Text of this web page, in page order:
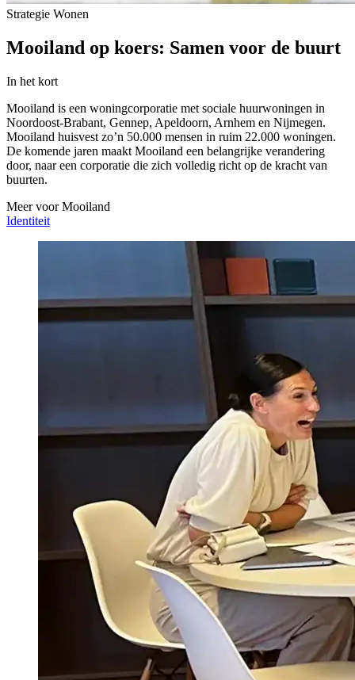
Strategie Wonen
Mooiland op koers: Samen voor de buurt
In het kort
Mooiland is een woningcorporatie met sociale huurwoningen in
Noordoost-Brabant, Gennep, Apeldoorn, Arnhem en Nijmegen.
Mooiland huisvest zo’n 50.000 mensen in ruim 22.000 woningen.
De komende jaren maakt Mooiland een belangrijke verandering
door, naar een corporatie die zich volledig richt op de kracht van
buurten.
Meer voor Mooiland
Identiteit